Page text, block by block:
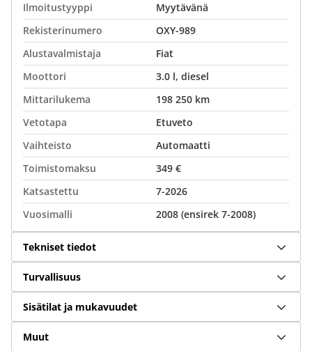
Ilmoitustyyppi
Myytävänä
Rekisterinumero
OXY-989
Alustavalmistaja
Fiat
Moottori
3.0 l, diesel
Mittarilukema
198 250 km
Vetotapa
Etuveto
Vaihteisto
Automaatti
Toimistomaksu
349 €
Katsastettu
7-2026
Vuosimalli
2008 (ensirek 7-2008)
Tekniset tiedot
Turvallisuus
Sisätilat ja mukavuudet
Muut